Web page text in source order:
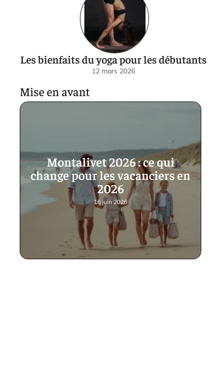
Les bienfaits du yoga pour les débutants
12 mars 2026
Mise en avant
Montalivet 2026 : ce qui
change pour les vacanciers en
2026
16 juin 2026